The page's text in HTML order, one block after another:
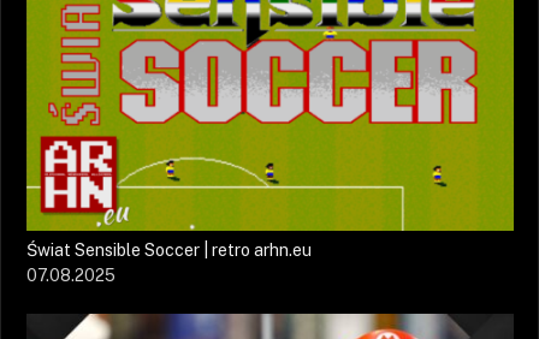
Świat Sensible Soccer | retro arhn.eu
07.08.2025